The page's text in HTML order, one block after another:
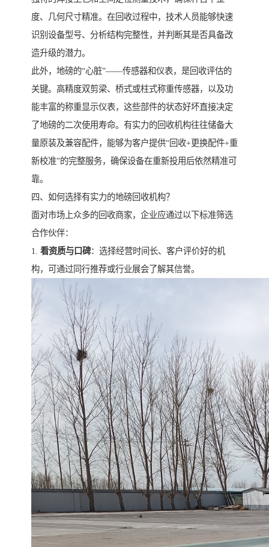
度、几何尺寸精准。在回收过程中，技术人员能够快速
识别设备型号、分析结构完整性，并判断其是否具备改
造升级的潜力。
此外，地磅的“心脏”——传感器和仪表，是回收评估的
关键。高精度双剪梁、桥式或柱式称重传感器，以及功
能丰富的称重显示仪表，这些部件的状态好坏直接决定
了地磅的二次使用寿命。有实力的回收机构往往储备大
量原装及兼容配件，能够为客户提供“回收+更换配件+重
新校准”的完整服务，确保设备在重新投用后依然精准可
靠。
四、如何选择有实力的地磅回收机构？
面对市场上众多的回收商家，企业应通过以下标准筛选
合作伙伴：
1. 看资质与口碑：选择经营时间长、客户评价好的机
构，可通过同行推荐或行业展会了解其信誉。